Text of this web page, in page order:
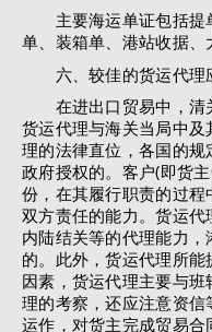
主要海运单证包括提
单、装箱单、港站收据、
六、较佳的货运代理
在进出口贸易中，清
货运代理与海关当局中
理的法律直位，各国的
政府授权的。客户(即货
份，在其履行职责的过
双方责任的能力。货运代
内陆结关等的代理能力
的。此外，货运代理所
因素，货运代理主要与
理的考察，还应注意资
运作，对货主完成贸易合